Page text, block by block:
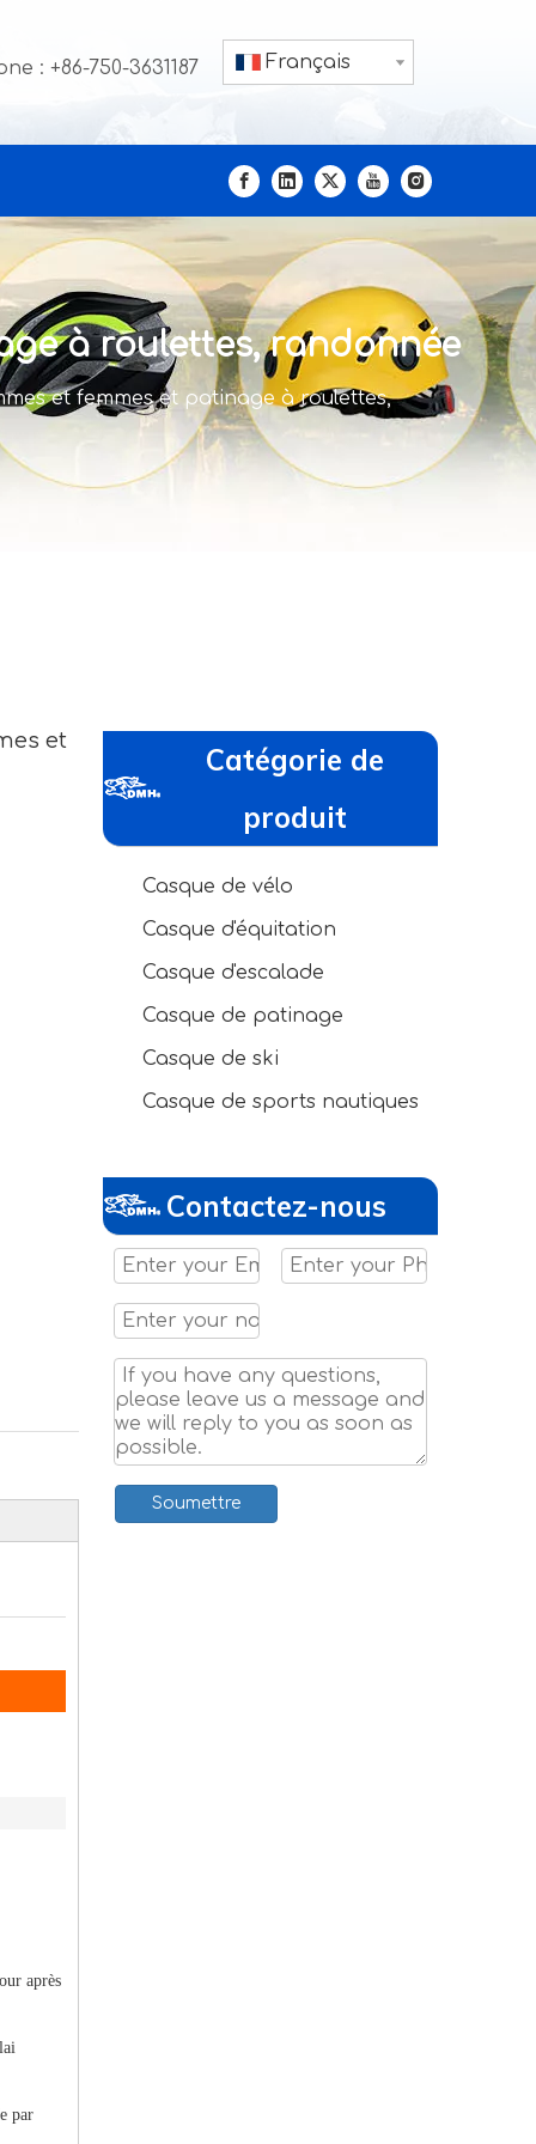
: +86-750-3631187 Français
à roulettes, randonnée
et femmes et patinage à roulettes,
et
après
par
Catégorie de
produit
Casque de vélo
Casque d'équitation
Casque d'escalade
Casque de patinage
Casque de ski
Casque de sports nautiques
Contactez-nous
Soumettre